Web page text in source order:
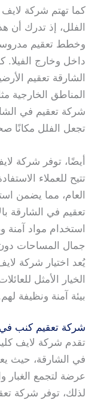
كما تهتم شركة
الفلل، إذ تدرك أن
وخطط تعقيم
داخل وخارج
الشارقة تعقيم
المناطق الخارجية
شركة تعقيم في
تجعل الفلل مكانًا
أيضًا، توفر شركة
تتيح للعملاء
العام، مما يضمن
تعقيم في الشارقة
استخدام مواد
جمال المساحات دون
يُعد اختيار شركة
الخيار الأمثل
بيئة آمنة ونظيفة
شركة تعقيم كنب في
تقدم شركة لايف
في الشارقة، حيث
عرضة لتجمع الغبار
لذلك، توفر شركة